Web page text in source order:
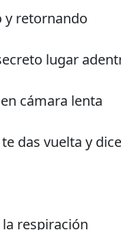
y retornando
lugar
cámara lenta
das vuelta y
respiración